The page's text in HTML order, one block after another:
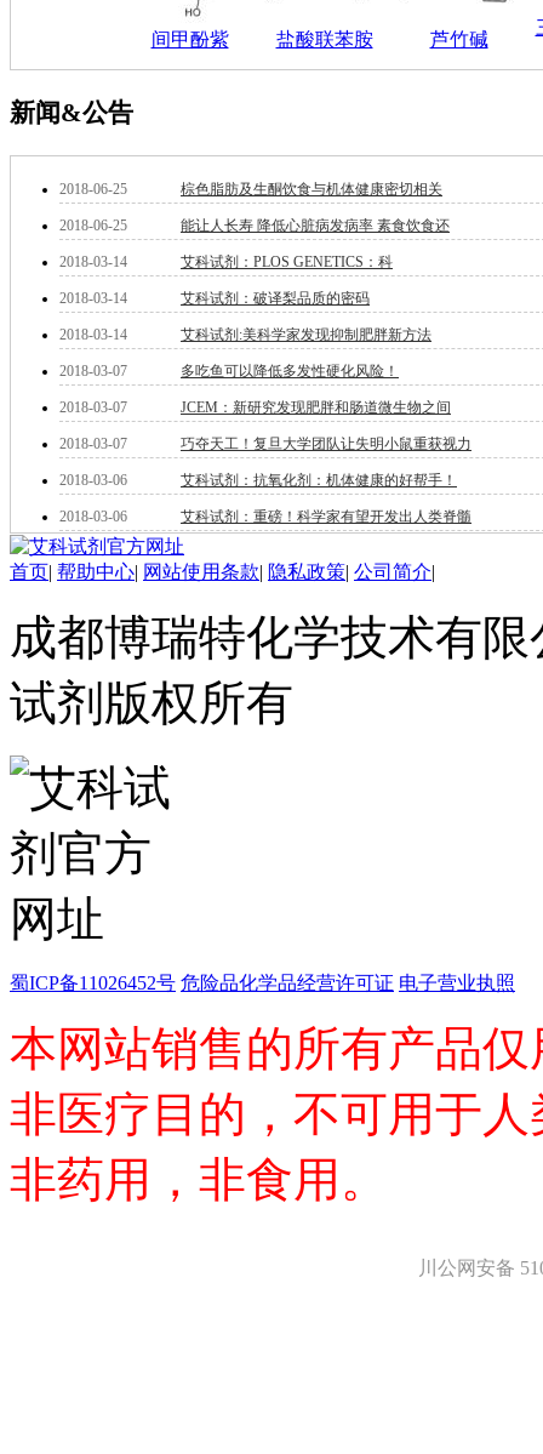
肟
钨
芴
烯
锌
吲哚
油
酯
脂
材料科学
替代能源
生物材料
金属和陶瓷科学
微米/纳米电子材
料
纳米材料
有机和印刷电子学
高分子科学
分析试剂
基准试剂
指示剂
染料中间体
染色剂
标准品
色谱试剂
医药中间体
天然产物
生物/化学试剂
碳水化合物
抗生素
生物缓冲液
螯合剂/变性剂
显色及标记试剂
季铵盐
间甲酚紫 盐酸联苯胺 芦竹碱
新闻&公告
2018-06-25 棕色脂肪及生酮饮食与机体健康密切相关
2018-06-25 能让人长寿 降低心脏病发病率 素食饮食还
2018-03-14 艾科试剂：PLOS GENETICS：科
2018-03-14 艾科试剂：破译梨品质的密码
2018-03-14 艾科试剂:美科学家发现抑制肥胖新方法
2018-03-07 多吃鱼可以降低多发性硬化风险！
2018-03-07 JCEM：新研究发现肥胖和肠道微生物之间
2018-03-07 巧夺天工！复旦大学团队让失明小鼠重获视力
2018-03-06 艾科试剂：抗氧化剂：机体健康的好帮手！
2018-03-06 艾科试剂：重磅！科学家有望开发出人类脊髓
首页| 帮助中心| 网站使用条款| 隐私政策| 公司简介|
成都博瑞特化学技术有
试剂版权所有
蜀ICP备11026452号 危险品化学品经营许可证 电子营业执照
本网站销售的所有产品
非医疗目的，不可用于
非药用，非食用。
川公网安备